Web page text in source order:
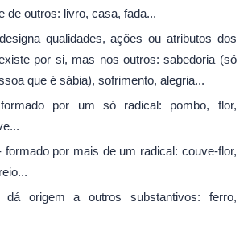
de outros: livro, casa, fada...
qualidades, ações ou atributos dos
por si, mas nos outros: sabedoria (só
que é sábia), sofrimento, alegria...
por um só radical: pombo, flor,
formado por mais de um radical: couve-flor,
origem a outros substantivos: ferro,